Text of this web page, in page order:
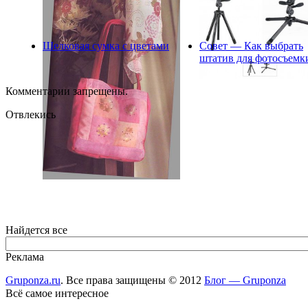
Шелковая сумка с цветами
Совет — Как выбрать
штатив для
Комментарии запрещены.
Отвлекись
Найдется все
Реклама
Gruponza.ru. Все права защищены © 2012 Блог — Gruponza
Всё самое интересное